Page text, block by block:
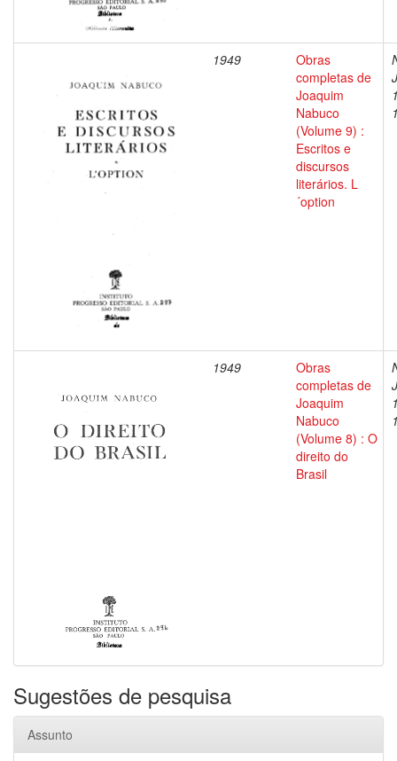
1949
Obras
completas de
Joaquim
Nabuco
(Volume 9) :
Escritos e
discursos
literários. L
´option
1949
Obras
completas de
Joaquim
Nabuco
(Volume 8) : O
direito do
Brasil
Sugestões de pesquisa
Assunto